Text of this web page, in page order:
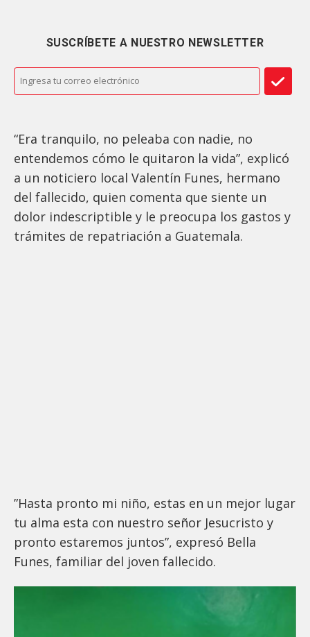
SUSCRÍBETE A NUESTRO NEWSLETTER
“Era tranquilo, no peleaba con nadie, no
entendemos cómo le quitaron la vida”, explicó
a un noticiero local Valentín Funes, hermano
del fallecido, quien comenta que siente un
dolor indescriptible y le preocupa los gastos y
trámites de repatriación a Guatemala.
”Hasta pronto mi niño, estas en un mejor lugar
tu alma esta con nuestro señor Jesucristo y
pronto estaremos juntos”, expresó Bella
Funes, familiar del joven fallecido.